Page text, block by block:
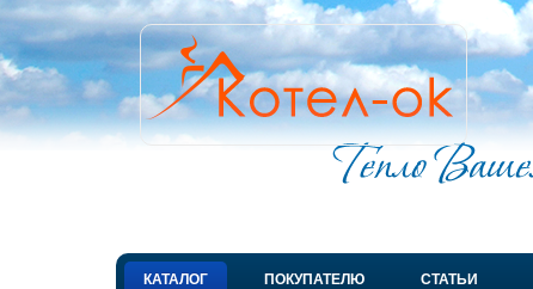
КАТАЛОГ ПОКУПАТЕЛЮ СТАТЬИ